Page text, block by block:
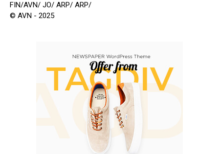
FIN/AVN/ JO/ ARP/ ARP/
© AVN - 2025